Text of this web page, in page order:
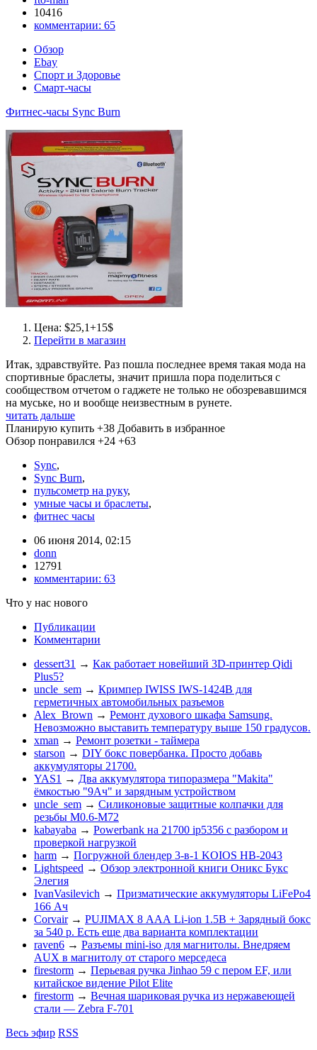
10416
комментарии: 65
Обзор
Ebay
Спорт и Здоровье
Смарт-часы
Фитнес-часы Sync Burn
Цена: $25,1+15$
Перейти в магазин
Итак, здравствуйте. Раз пошла последнее время такая мода на
спортивные браслеты, значит пришла пора поделиться с
сообществом отчетом о гаджете не только не обозревавшимся
на муське, но и вообще неизвестным в рунете.
читать дальше
Планирую купить +38 Добавить в избранное
Обзор понравился +24 +63
Sync,
Sync Burn,
пульсометр на руку,
умные часы и браслеты,
фитнес часы
06 июня 2014, 02:15
donn
12791
комментарии: 63
Что у нас нового
Публикации
Комментарии
dessert31 → Как работает новейший 3D-принтер Qidi
Plus5?
uncle_sem → Кримпер IWISS IWS-1424B для
герметичных автомобильных разъемов
Alex_Brown → Ремонт духового шкафа Samsung.
Невозможно выставить температуру выше 150 градусов.
xman → Ремонт розетки - таймера
starson → DIY бокс повербанка. Просто добавь
аккумуляторы 21700.
YAS1 → Два аккумулятора типоразмера "Makita"
ёмкостью "9Ач" и зарядным устройством
uncle_sem → Силиконовые защитные колпачки для
резьбы M0.6-M72
kabayaba → Powerbank на 21700 ip5356 c разбором и
проверкой нагрузкой
harm → Погружной блендер 3-в-1 KOIOS HB-2043
Lightspeed → Обзор электронной книги Оникс Букс
Элегия
IvanVasilevich → Призматические аккумуляторы LiFePo4
166 Ач
Corvair → PUJIMAX 8 ААА Li-ion 1.5В + Зарядный бокс
за 540 р. Есть еще два варианта комплектации
raven6 → Разъемы mini-iso для магнитолы. Внедряем
AUX в магнитолу от старого мерседеса
firestorm → Перьевая ручка Jinhao 59 с пером EF, или
китайское видение Pilot Elite
firestorm → Вечная шариковая ручка из нержавеющей
стали — Zebra F-701
Весь эфир RSS